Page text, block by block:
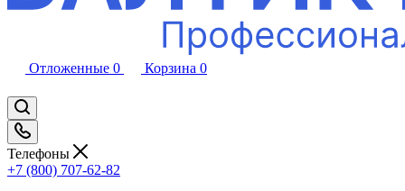
Отложенные 0 Корзина 0
Телефоны
+7 (800) 707-62-82